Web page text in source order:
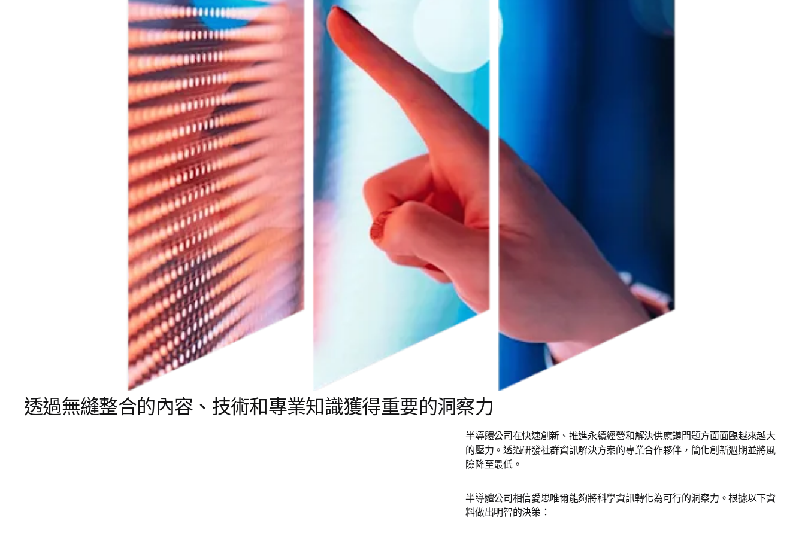
透過無縫整合的內容、技術和專業知識獲得重要的洞察力
半導體公司在快速創新、推進永續經營和解決供應鏈問題方面面臨越來越大
的壓力。透過研發社群資訊解決方案的專業合作夥伴，簡化創新週期並將風
險降至最低。
半導體公司相信愛思唯爾能夠將科學資訊轉化為可行的洞察力。根據以下資
料做出明智的決策：